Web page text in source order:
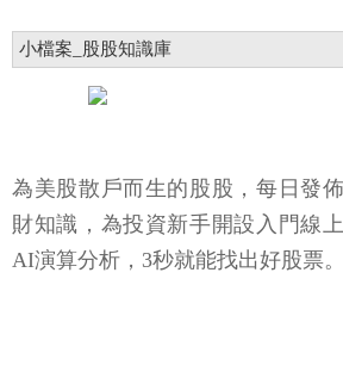
小檔案_股股知識庫
為美股散戶而生的股股，每日發
財知識，為投資新手開設入門線
AI演算分析，3秒就能找出好股票。